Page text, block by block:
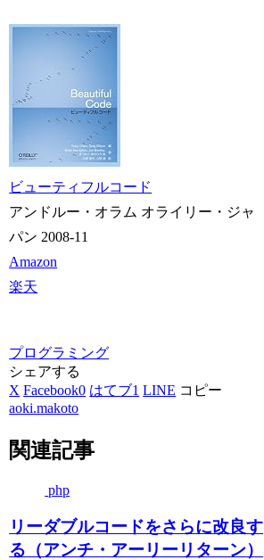
ビューティフルコード
アンドルー・オラム オライリー・ジャ
パン 2008-11
Amazon
楽天
プログラミング
シェアする
X Facebook0 はてブ1 LINE コピー
aoki.makoto
関連記事
php
リーダブルコードをさらに改良す
る（アンチ・アーリーリターン）